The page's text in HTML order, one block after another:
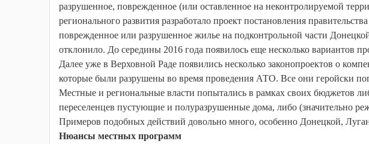
разрушенное, поврежденное (или оставленное на неконтролируемой
регионального развития разработало проект постановления
поврежденное или разрушенное жилье на подконтрольной части
отклонило. До середины 2016 года появилось еще несколько вариантов
Далее уже в Верховной Раде появились несколько законопроектов о
которые были разрушены во время проведения АТО. Все они геройски
Местные и региональные власти попытались в рамках своих бюджетов
переселенцев пустующие и полуразрушенные дома, либо (значительно
Примеров подобных действий довольно много, особенно Донецкой,
Нюансы местных программ